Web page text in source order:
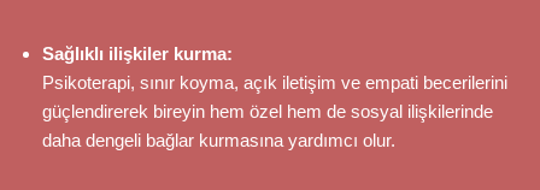
Sağlıklı ilişkiler kurma:
Psikoterapi, sınır koyma, açık iletişim ve empati becerilerini
güçlendirerek bireyin hem özel hem de sosyal ilişkilerinde
daha dengeli bağlar kurmasına yardımcı olur.